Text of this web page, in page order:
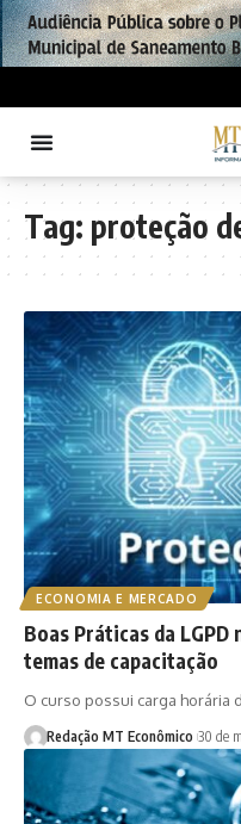
Tag: proteção
ECONOMIA E MERCADO
Boas Práticas da
temas de capacitação
O curso possui carga horária
Redação MT Econômico 30 de